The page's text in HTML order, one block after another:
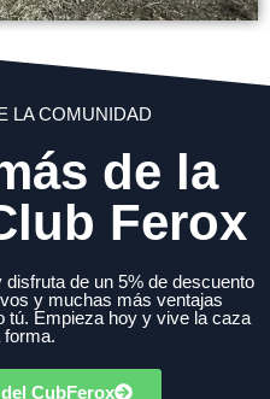
LA COMUNIDAD
de la
Ferox
de un 5% de descuento
y muchas más ventajas
tú. Empieza hoy y vive la caza
forma.
CubFerox